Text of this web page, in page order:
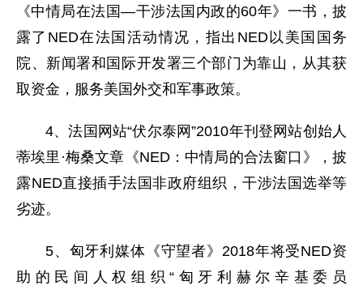
《中情局在法国—干涉法国内政的60年》一书，披
露了NED在法国活动情况，指出NED以美国国务
院、新闻署和国际开发署三个部门为靠山，从其获
取资金，服务美国外交和军事政策。
4、法国网站“伏尔泰网”2010年刊登网站创始人
蒂埃里·梅桑文章《NED：中情局的合法窗口》，披
露NED直接插手法国非政府组织，干涉法国选举等
劣迹。
5、匈牙利媒体《守望者》2018年将受NED资
助的民间人权组织“匈牙利赫尔辛基委员